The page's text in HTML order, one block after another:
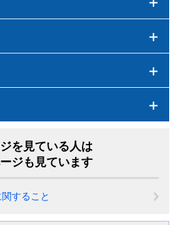
を見ている人は
ジも見ています
すること